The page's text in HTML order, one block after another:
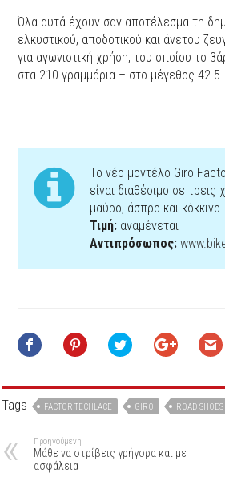
Όλα αυτά έχουν σαν αποτέλεσμα τη
ελκυστικού, αποδοτικού και άνετου
για αγωνιστική χρήση, του οποίου το
στα 210 γραμμάρια – στο μέγεθος 42.5.
Το νέο μοντέλο Giro
είναι διαθέσιμο σε
μαύρο, άσπρο και κόκκινο.
Τιμή: αναμένεται
Αντιπρόσωπος:
Tags FACTOR TECHLACE GIRO ROAD SHOES
Προηγούμενη
Μάθε να στρίβεις γρήγορα και με
ασφάλεια